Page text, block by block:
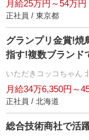
月給25万円～54万円
正社員 / 東京都
グランプリ金賞!焼
指す!複数ブランド
いただきコッコちゃん
月給34万6,350円～
正社員 / 北海道
総合技術商社で活